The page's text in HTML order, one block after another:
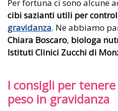
Per fortuna ci sono alcune
cibi sazianti utili per
gravidanza. Ne abbiamo
Chiara Boscaro, biologa
Istituti Clinici Zucchi di
I consigli per
peso in gravidanza